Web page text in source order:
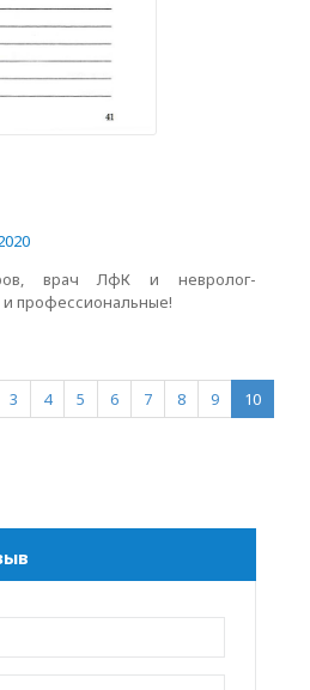
врач ЛфК и невролог-
профессиональные!
3 4 5 6 7 8 9
10